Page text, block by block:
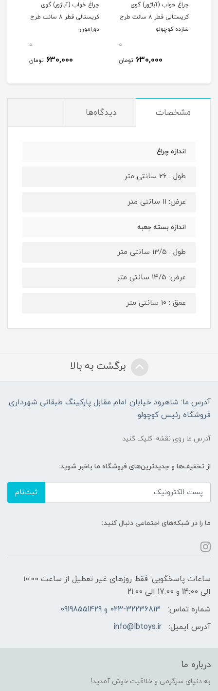
چراغ خواب (آباژور) گوی
کریستالی قطر 8 سانت طرح
شازده کوچولو
0
630,000 تومان
چراغ خواب (آباژور) گوی
کریستالی قطر 8 سانت طرح
دورامون
0
630,000 تومان
مشخصات دیدگاه‌ها
اندازه چراغ
طول : 26 سانتی متر
عرض: 11 سانتی متر
اندازه بسته جعبه
طول : 13/5 سانتی متر
عرض: 14/5 سانتی متر
عمق : 10 سانتی متر
برگشت به بالا
آدرس ما: شاهرود خیابان امام مقابل پارکینگ طبقاتی شهرداری
فروشگاه رئیس کوچولو
آدرس ما روی نقشه: کلیک کنید
از تخفیف‌ها و جدیدترین‌های فروشگاه ما باخبر شوید:
ثبت‌نام
ما را در شبکه‌های اجتماعی دنبال کنید:
ساعات پاسخگویی: فقط روزهای غیر تعطیل از ساعت 10:00
الی 14:00 و 17:00 الی 21:00
شماره تماس:
023-32236813 و 09198551429
آدرس ایمیل:
info@lbtoys.ir
درباره ما
به دنیای سرگرمی و خلاقیت خوش آمدید!